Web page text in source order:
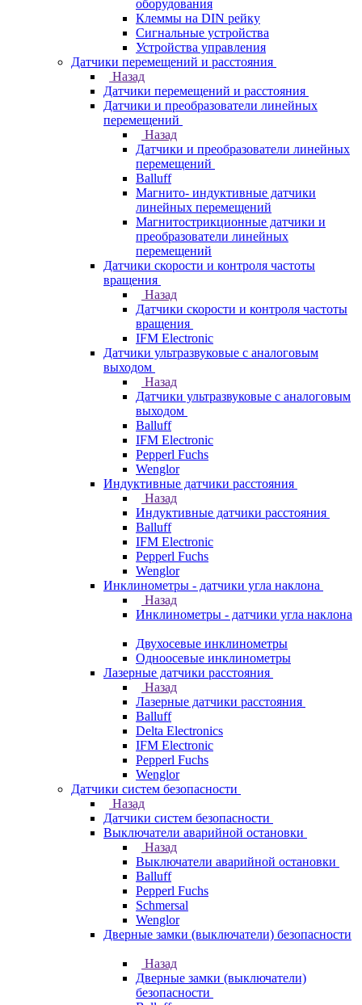
оборудования
Клеммы на DIN рейку
Сигнальные устройства
Устройства управления
Датчики перемещений и расстояния
Назад
Датчики перемещений и расстояния
Датчики и преобразователи линейных
перемещений
Назад
Датчики и преобразователи линейных
перемещений
Balluff
Магнито- индуктивные датчики
линейных перемещений
Магнитострикционные датчики и
преобразователи линейных
перемещений
Датчики скорости и контроля частоты
вращения
Назад
Датчики скорости и контроля частоты
вращения
IFM Electronic
Датчики ультразвуковые с аналоговым
выходом
Назад
Датчики ультразвуковые с аналоговым
выходом
Balluff
IFM Electronic
Pepperl Fuchs
Wenglor
Индуктивные датчики расстояния
Назад
Индуктивные датчики расстояния
Balluff
IFM Electronic
Pepperl Fuchs
Wenglor
Инклинометры - датчики угла наклона
Назад
Инклинометры - датчики угла наклона
Двухосевые инклинометры
Одноосевые инклинометры
Лазерные датчики расстояния
Назад
Лазерные датчики расстояния
Balluff
Delta Electronics
IFM Electronic
Pepperl Fuchs
Wenglor
Датчики систем безопасности
Назад
Датчики систем безопасности
Выключатели аварийной остановки
Назад
Выключатели аварийной остановки
Balluff
Pepperl Fuchs
Schmersal
Wenglor
Дверные замки (выключатели) безопасности
Назад
Дверные замки (выключатели)
безопасности